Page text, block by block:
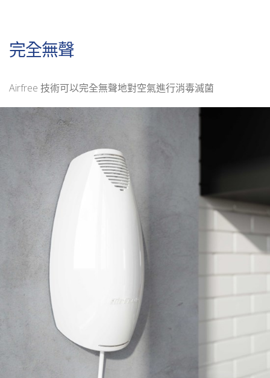
完全無聲
Airfree 技術可以完全無聲地對空氣進行消毒滅菌